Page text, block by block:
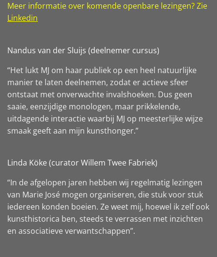
Meer informatie over komende openbare lezingen? Zie
Linkedin
Nandus van der Sluijs (deelnemer cursus)
“Het lukt MJ om haar publiek op een heel natuurlijke
manier te laten deelnemen, zodat er actieve sfeer
ontstaat met onverwachte invalshoeken. Dus geen
saaie, eenzijdige monologen, maar prikkelende,
uitdagende interactie waarbij MJ op meesterlijke wijze
smaak geeft aan mijn kunsthonger.”
Linda Köke (curator Willem Twee Fabriek)
“In de afgelopen jaren hebben wij regelmatig lezingen
van Marie José mogen organiseren, die stuk voor stuk
iedereen konden boeien. Ze weet mij, hoewel ik zelf ook
kunsthistorica ben, steeds te verrassen met inzichten
en associatieve verwantschappen”.